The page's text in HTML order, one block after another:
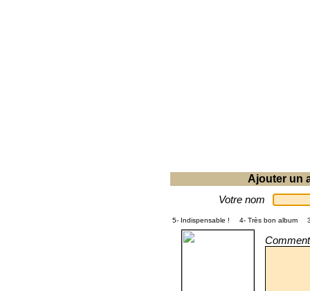
Ajouter un
Votre nom
5- Indispensable ! 4- Très bon album